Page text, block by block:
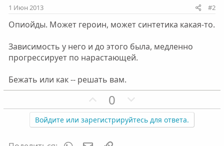
1 Июн 2013 #2
Опиойды. Может героин, может синтетика какая-то.
Зависимость у него и до этого была, медленно
прогрессирует по нарастающей.
Бежать или как -- решать вам.
П
о
з
0
е
г
Войдите или зарегистрируйтесь для ответа.